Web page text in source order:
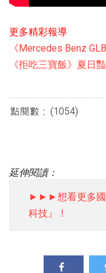
更多精彩報導
《Mercedes Benz
《拒吃三寶飯》夏日
(1054)
延伸閱讀：
►►►想看更多國
科技』！